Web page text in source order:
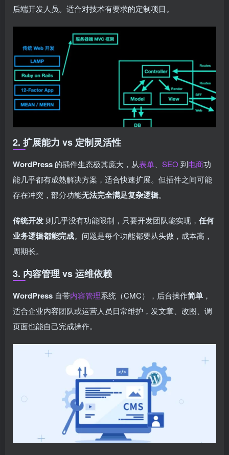
后端开发人员。适合对技术有要求的定制项目。
2. 扩展能力 vs 定制灵活性
WordPress 的插件生态极其庞大，从表单 SEO 到电商功
能几乎都有成熟解决方案，适合快速扩展。但插件之间可能
存在冲突，部分功能无法完全满足复杂逻辑。
传统开发 则几乎没有功能限制，只要开发团队能实现， 任何
业务逻辑都能完成。问题是每个功能都要从头做，成本高，
周期长。
3. 内容管理 vs 运维依赖
WordPress 自带内容管理系统（CMC），后台操作简单 ，
适合企业内容团队或运营人员日常维护，发文章、改图、调
页面也能自己完成操作。